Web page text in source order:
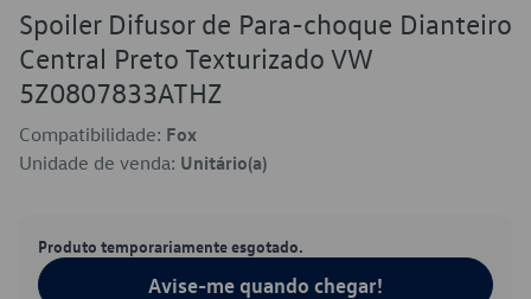
Spoiler Difusor de Para-choque Dianteiro
Central Preto Texturizado VW
5Z0807833ATHZ
Compatibilidade: Fox
Unidade de venda: Unitário(a)
Produto temporariamente esgotado.
Avise-me quando chegar!